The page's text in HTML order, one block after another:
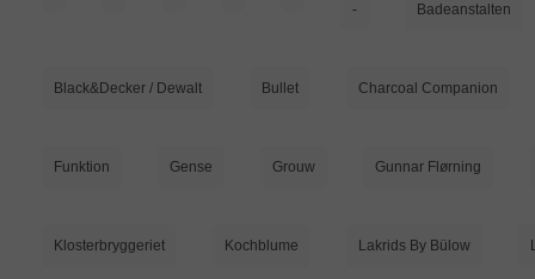
- Badeanstalten
Black&Decker / Dewalt Bullet Charcoal Companion
Funktion Gense Grouw Gunnar Flørning
Klosterbryggeriet Kochblume Lakrids By Bülow